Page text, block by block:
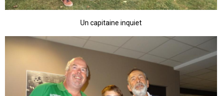
Un capitaine inquiet